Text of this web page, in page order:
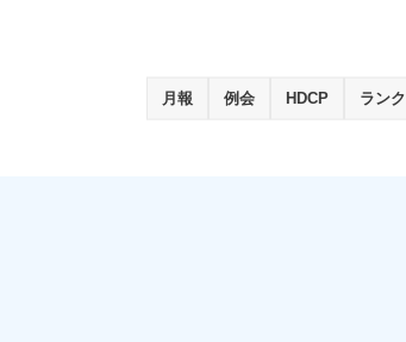
月報 例会 HDCP ランク